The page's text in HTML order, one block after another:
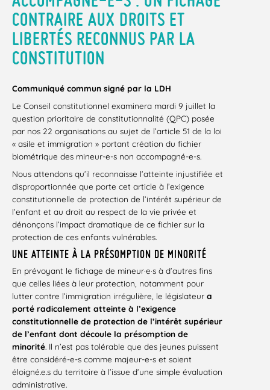
CONTRAIRE AUX DROITS ET
LIBERTÉS RECONNUS PAR LA
CONSTITUTION
Communiqué commun signé par la LDH
Le Conseil constitutionnel examinera mardi 9 juillet la
question prioritaire de constitutionnalité (QPC) posée
par nos 22 organisations au sujet de l’article 51 de la loi
« asile et immigration » portant création du fichier
biométrique des mineur-e-s non accompagné-e-s.
Nous attendons qu’il reconnaisse l’atteinte injustifiée et
disproportionnée que porte cet article à l’exigence
constitutionnelle de protection de l’intérêt supérieur de
l’enfant et au droit au respect de la vie privée et
dénonçons l’impact dramatique de ce fichier sur la
protection de ces enfants vulnérables.
UNE ATTEINTE À LA PRÉSOMPTION DE MINORITÉ
En prévoyant le fichage de mineur·e·s à d’autres fins
que celles liées à leur protection, notamment pour
lutter contre l’immigration irrégulière, le législateur a
porté radicalement atteinte à l’exigence
constitutionnelle de protection de l’intérêt supérieur
de l’enfant dont découle la présomption de
minorité. Il n’est pas tolérable que des jeunes puissent
être considéré-e-s comme majeur-e-s et soient
éloigné.e.s du territoire à l’issue d’une simple évaluation
administrative.